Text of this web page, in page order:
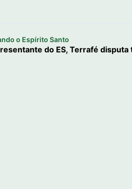
o Espírito Santo
do ES, Terrafé